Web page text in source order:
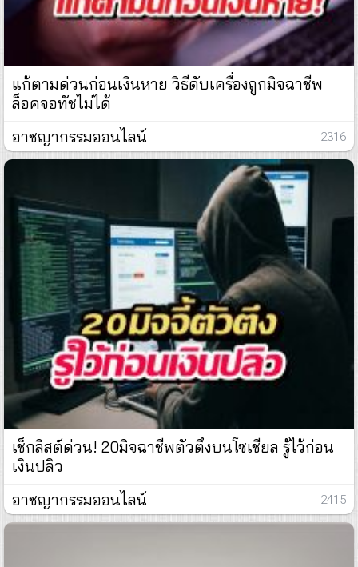
แก้ตามด่วนก่อนเงินหาย วิธีดับเครื่องถูกมิจฉาชีพ
ล็อคจอทัชไม่ได้
อาชญากรรมออนไลน์
: 2316
เช็กลิสต์ด่วน! 20มิจฉาชีพตัวตึงบนโซเชียล รู้ไว้ก่อน
เงินปลิว
อาชญากรรมออนไลน์
: 2415